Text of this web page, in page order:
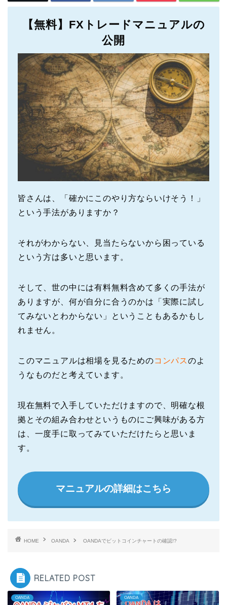
【無料】FXトレードマニュアルの
公開
皆さんは、「確かにこのやり方ならいけそう！」
という手法がありますか？
それがわからない、見当たらないから困っている
という方は多いと思います。
そして、世の中には有料無料含めて多くの手法が
ありますが、何が自分に合うのかは「実際に試し
てみないとわからない」ということもあるかもし
れません。
このマニュアルは相場を見るためのコンパスのよ
うなものだと考えています。
現在無料で入手していただけますので、明確な根
拠とその組み合わせというものにご興味がある方
は、一度手に取ってみていただけたらと思いま
す。
マニュアルの詳細はこちら
HOME OANDA OANDAでビットコインチャートの確認!?
RELATED POST
OANDA OANDA